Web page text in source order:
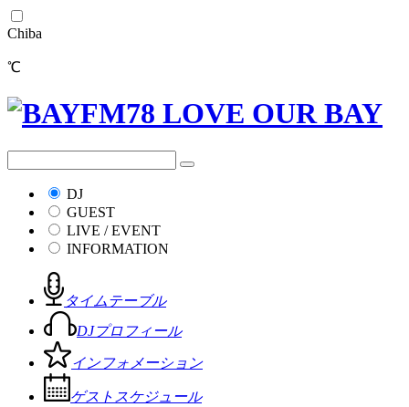
Chiba
℃
DJ
GUEST
LIVE / EVENT
INFORMATION
タイムテーブル
DJプロフィール
インフォメーション
ゲストスケジュール